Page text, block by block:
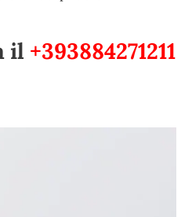
il +393884271211